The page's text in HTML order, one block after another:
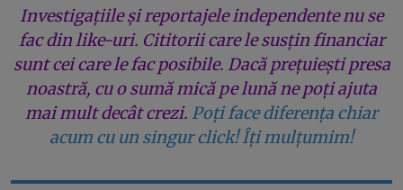
Investigațiile și reportajele independente nu se
fac din like-uri. Cititorii care le susțin financiar
sunt cei care le fac posibile. Dacă prețuiești presa
noastră, cu o sumă mică pe lună ne poți ajuta
mai mult decât crezi. Poți face diferența chiar
acum cu un singur click! Îți mulțumim!